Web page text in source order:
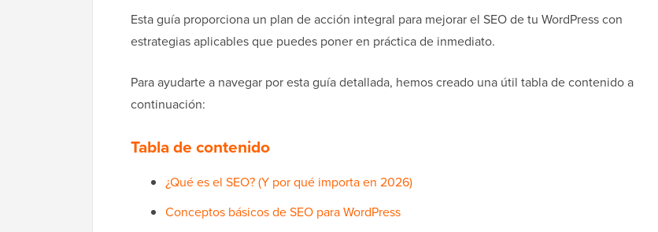
Esta guía proporciona un plan de acción integral para mejorar el SEO de tu WordPress con
estrategias aplicables que puedes poner en práctica de inmediato.
Para ayudarte a navegar por esta guía detallada, hemos creado una útil tabla de contenido a
continuación:
Tabla de contenido
¿Qué es el SEO? (Y por qué importa en 2026)
Conceptos básicos de SEO para WordPress